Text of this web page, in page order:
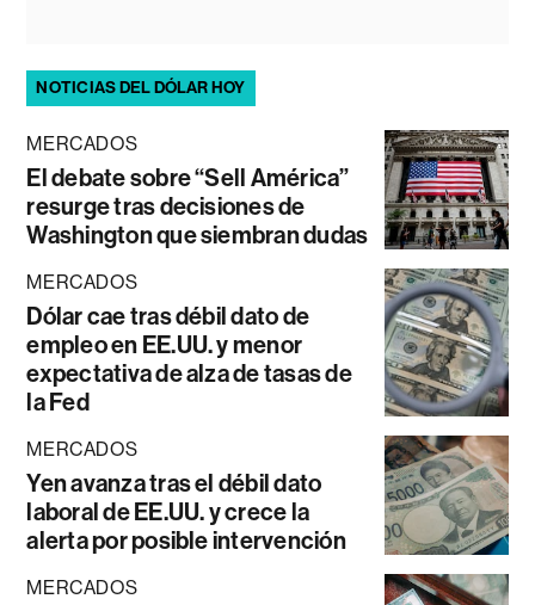
NOTICIAS DEL DÓLAR HOY
MERCADOS
El debate sobre “Sell América”
resurge tras decisiones de
Washington que siembran dudas
MERCADOS
Dólar cae tras débil dato de
empleo en EE.UU. y menor
expectativa de alza de tasas de
la Fed
MERCADOS
Yen avanza tras el débil dato
laboral de EE.UU. y crece la
alerta por posible intervención
MERCADOS